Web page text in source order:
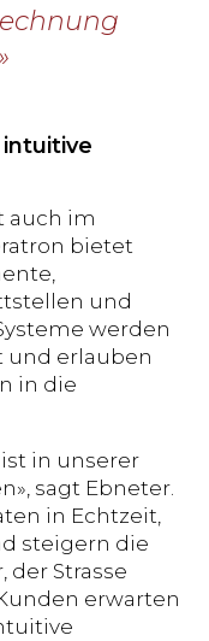
auch im
bietet
und
werden
und erlauben
in die
in unserer
sagt Ebneter.
in Echtzeit,
steigern die
der Strasse
erwarten